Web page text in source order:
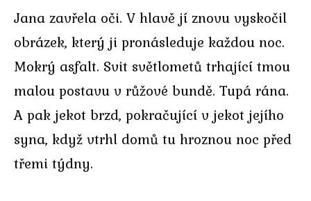
Jana zavřela oči. V hlavě jí znovu vyskočil
obrázek, který ji pronásleduje každou noc.
Mokrý asfalt. Svit světlometů trhající tmou
malou postavu v růžové bundě. Tupá rána.
A pak jekot brzd, pokračující v jekot jejího
syna, když vtrhl domů tu hroznou noc před
třemi týdny.